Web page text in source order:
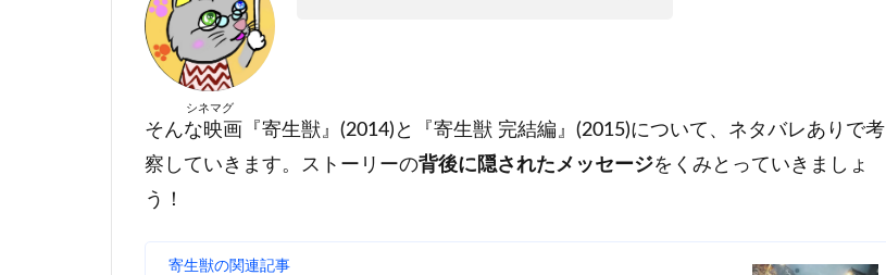
シネマグ
そんな映画『寄生獣』(2014)と『寄生獣 完結編』(2015)について、ネタバレありで考
察していきます。ストーリーの背後に隠されたメッセージをくみとっていきましょ
う！
寄生獣の関連記事